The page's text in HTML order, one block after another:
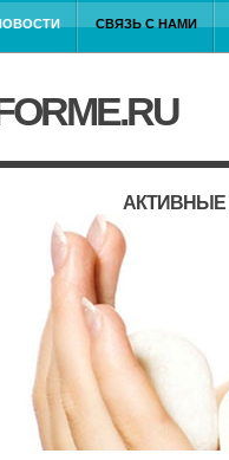
СВЯЗЬ С НАМИ
АКТИВНЫЕ